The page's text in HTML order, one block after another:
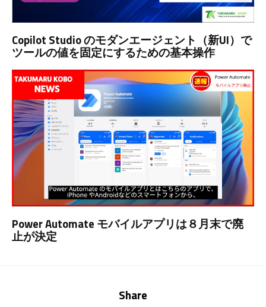
Copilot Studio のモダンエージェント（新UI）で
ツールの値を固定にするための基本操作
Power Automate モバイルアプリは８月末で廃
止が決定
Share